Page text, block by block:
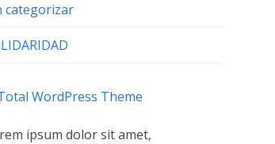
categorizar
ipsum dolor sit amet,